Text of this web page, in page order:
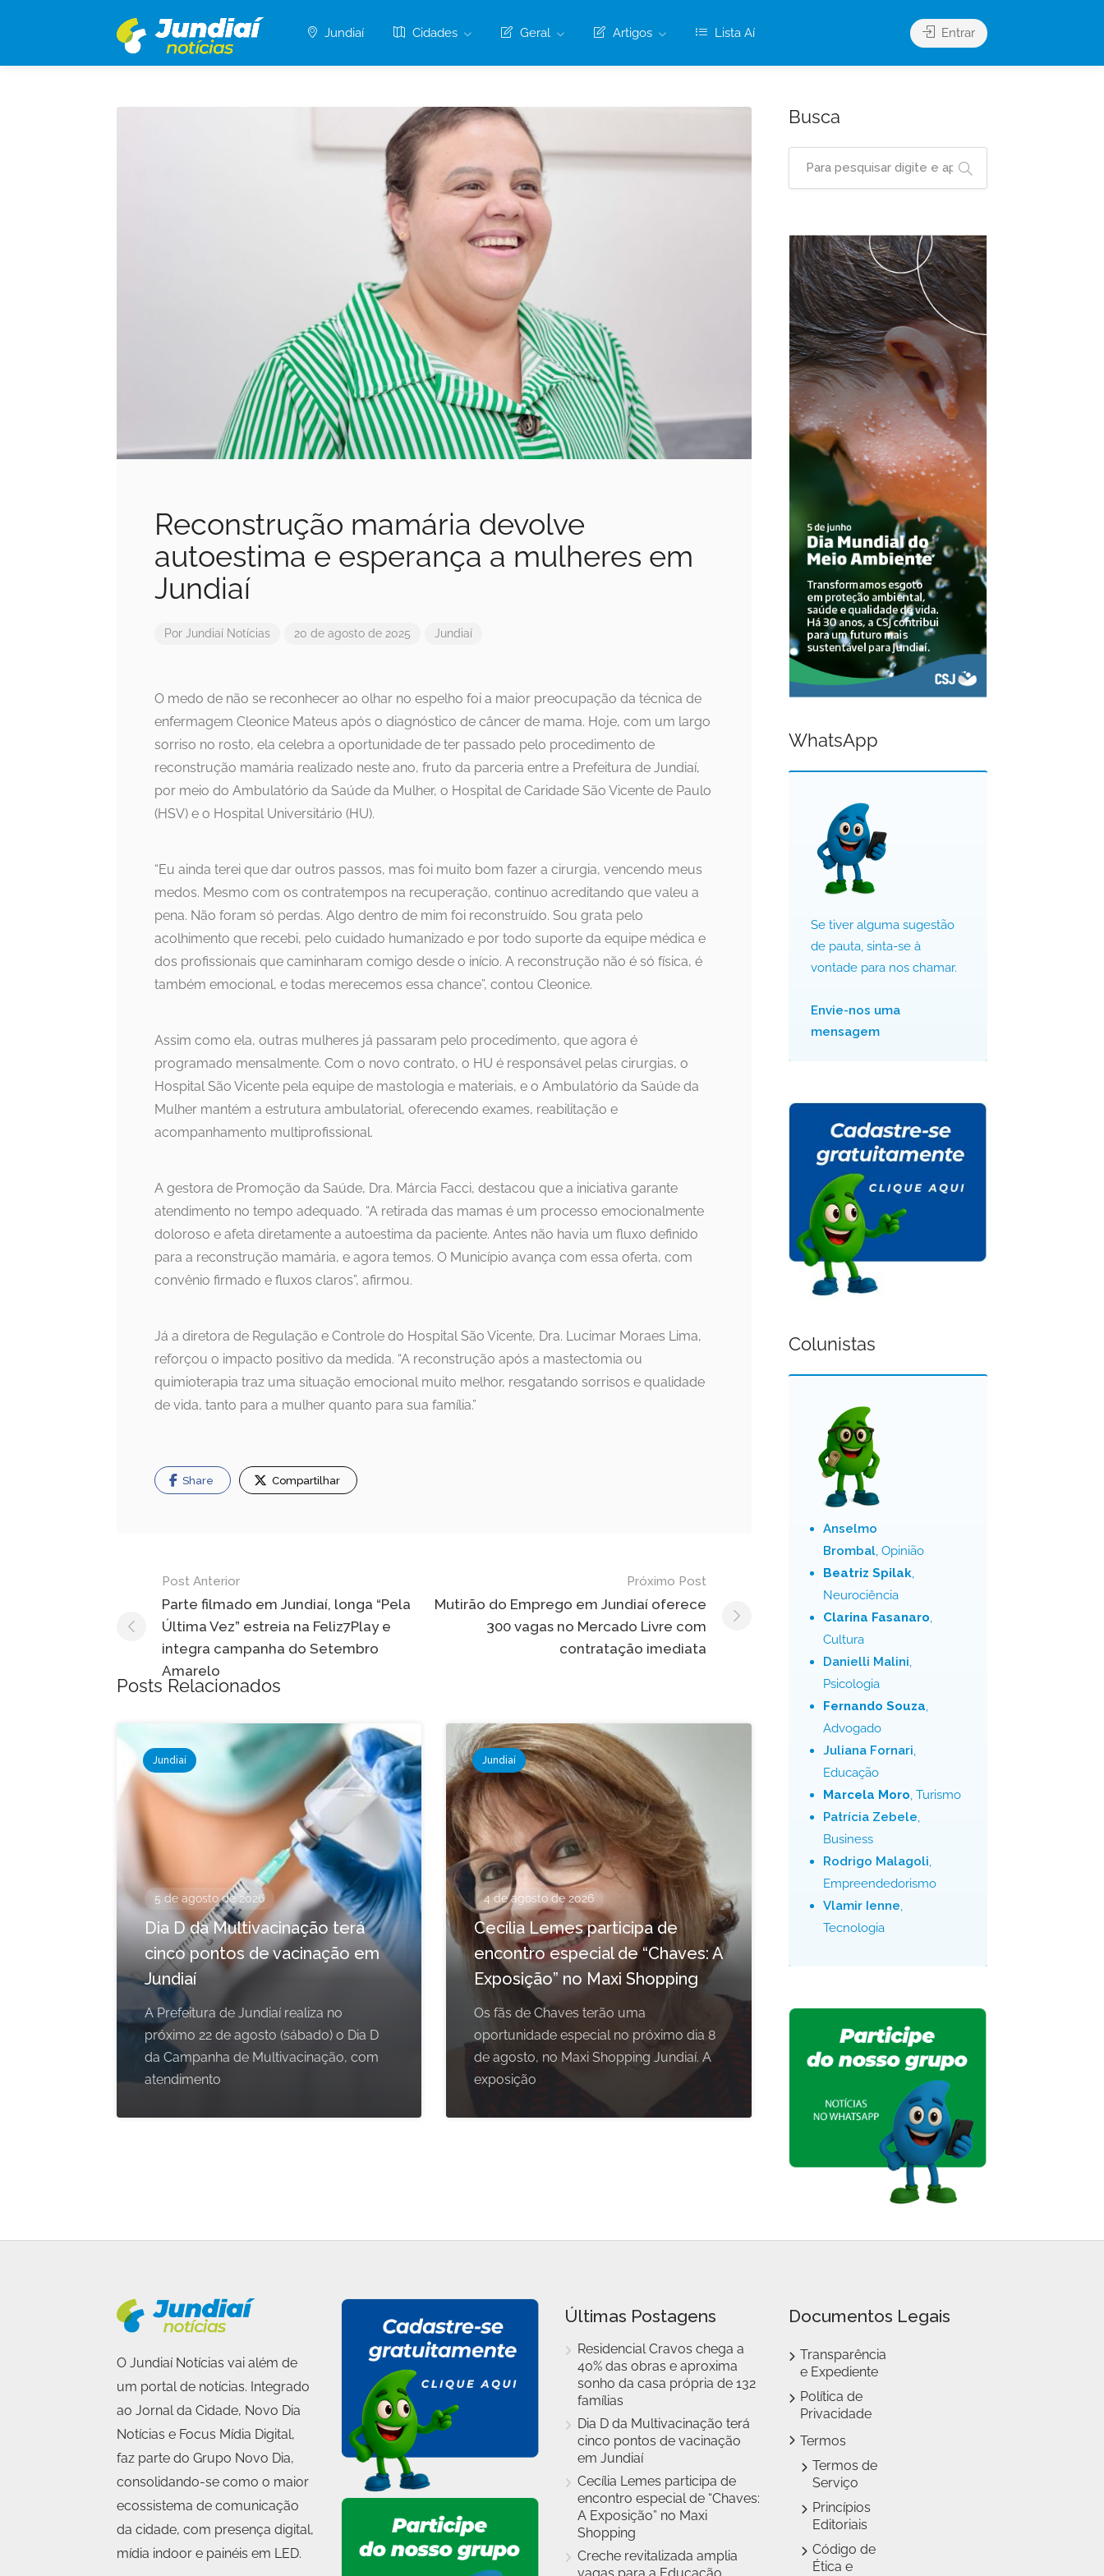
Jundiaí Cidades Geral Artigos Lista Aí Entrar
Reconstrução mamária devolve
autoestima e esperança a mulheres em
Jundiaí
Por Jundiaí Notícias 20 de agosto de 2025 Jundiaí
O medo de não se reconhecer ao olhar no espelho foi a maior preocupação da técnica de
enfermagem Cleonice Mateus após o diagnóstico de câncer de mama. Hoje, com um largo
sorriso no rosto, ela celebra a oportunidade de ter passado pelo procedimento de
reconstrução mamária realizado neste ano, fruto da parceria entre a Prefeitura de Jundiaí,
por meio do Ambulatório da Saúde da Mulher, o Hospital de Caridade São Vicente de Paulo
(HSV) e o Hospital Universitário (HU).
“Eu ainda terei que dar outros passos, mas foi muito bom fazer a cirurgia, vencendo meus
medos. Mesmo com os contratempos na recuperação, continuo acreditando que valeu a
pena. Não foram só perdas. Algo dentro de mim foi reconstruído. Sou grata pelo
acolhimento que recebi, pelo cuidado humanizado e por todo suporte da equipe médica e
dos profissionais que caminharam comigo desde o início. A reconstrução não é só física, é
também emocional, e todas merecemos essa chance”, contou Cleonice.
Assim como ela, outras mulheres já passaram pelo procedimento, que agora é
programado mensalmente. Com o novo contrato, o HU é responsável pelas cirurgias, o
Hospital São Vicente pela equipe de mastologia e materiais, e o Ambulatório da Saúde da
Mulher mantém a estrutura ambulatorial, oferecendo exames, reabilitação e
acompanhamento multiprofissional.
A gestora de Promoção da Saúde, Dra. Márcia Facci, destacou que a iniciativa garante
atendimento no tempo adequado. “A retirada das mamas é um processo emocionalmente
doloroso e afeta diretamente a autoestima da paciente. Antes não havia um fluxo definido
para a reconstrução mamária, e agora temos. O Município avança com essa oferta, com
convênio firmado e fluxos claros”, afirmou.
Já a diretora de Regulação e Controle do Hospital São Vicente, Dra. Lucimar Moraes Lima,
reforçou o impacto positivo da medida. “A reconstrução após a mastectomia ou
quimioterapia traz uma situação emocional muito melhor, resgatando sorrisos e qualidade
de vida, tanto para a mulher quanto para sua família.”
Share Compartilhar
Navegação
Post
Post Anterior
Parte filmado em Jundiaí, longa “Pela
Última Vez” estreia na Feliz7Play e
integra campanha do Setembro
Amarelo
Próximo Post
Mutirão do Emprego em Jundiaí oferece
300 vagas no Mercado Livre com
contratação imediata
Posts Relacionados
Jundiaí
5 de agosto de 2026
Dia D da Multivacinação terá
cinco pontos de vacinação em
Jundiaí
A Prefeitura de Jundiaí realiza no
próximo 22 de agosto (sábado) o Dia D
da Campanha de Multivacinação, com
atendimento
Jundiaí
4 de agosto de 2026
Cecília Lemes participa de
encontro especial de “Chaves: A
Exposição” no Maxi Shopping
Os fãs de Chaves terão uma
oportunidade especial no próximo dia 8
de agosto, no Maxi Shopping Jundiaí. A
exposição
Busca
WhatsApp
Se tiver alguma sugestão
de pauta, sinta-se à
vontade para nos chamar.
Envie-nos uma
mensagem
Colunistas
Anselmo
Brombal, Opinião
Beatriz Spilak,
Neurociência
Clarina Fasanaro,
Cultura
Danielli Malini,
Psicologia
Fernando Souza,
Advogado
Juliana Fornari,
Educação
Marcela Moro, Turismo
Patrícia Zebele,
Business
Rodrigo Malagoli,
Empreendedorismo
Vlamir Ienne,
Tecnologia
O Jundiaí Notícias vai além de
um portal de notícias. Integrado
ao Jornal da Cidade, Novo Dia
Notícias e Focus Mídia Digital,
faz parte do Grupo Novo Dia,
consolidando-se como o maior
ecossistema de comunicação
da cidade, com presença digital,
mídia indoor e painéis em LED.
Últimas Postagens
Residencial Cravos chega a
40% das obras e aproxima
sonho da casa própria de 132
famílias
Dia D da Multivacinação terá
cinco pontos de vacinação
em Jundiaí
Cecília Lemes participa de
encontro especial de “Chaves:
A Exposição” no Maxi
Shopping
Creche revitalizada amplia
Documentos Legais
Transparência
e Expediente
Política de
Privacidade
Termos
Termos de
Serviço
Princípios
Editoriais
Código de
Ética e